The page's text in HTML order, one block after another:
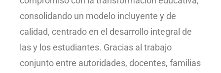
consolidando un modelo incluyente y de
calidad, centrado en el desarrollo integral de
las y los estudiantes. Gracias al trabajo
conjunto entre autoridades, docentes, familias